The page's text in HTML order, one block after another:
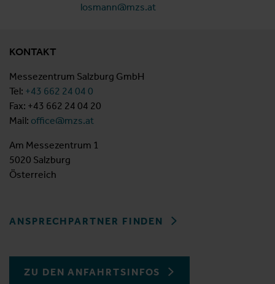
losmann@mzs.at
KONTAKT
Messezentrum Salzburg GmbH
Tel: +43 662 24 04 0
Fax: +43 662 24 04 20
Mail: office@mzs.at
Am Messezentrum 1
5020 Salzburg
Österreich
ANSPRECHPARTNER FINDEN
ZU DEN ANFAHRTSINFOS